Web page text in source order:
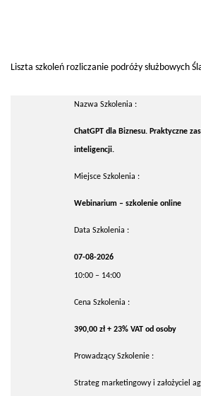
Liszta szkoleń rozliczanie podróży służbowych
Nazwa Szkolenia :
ChatGPT dla Biznesu. Praktyczne
inteligencji.
Miejsce Szkolenia :
Webinarium – szkolenie online
Data Szkolenia :
07-08-2026
10:00 – 14:00
Cena Szkolenia :
390,00 zł + 23% VAT od osoby
Prowadzący Szkolenie :
Strateg marketingowy i założyciel